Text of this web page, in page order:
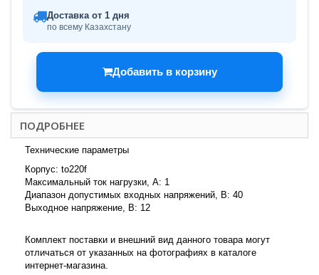
Доставка от 1 дня
по всему Казахстану
Добавить в корзину
ПОДРОБНЕЕ
Технические параметры
Корпус: to220f
Максимальный ток нагрузки, А: 1
Диапазон допустимых входных напряжений, В: 40
Выходное напряжение, В: 12
Комплект поставки и внешний вид данного товара могут
отличаться от указанных на фотографиях в каталоге
интернет-магазина.